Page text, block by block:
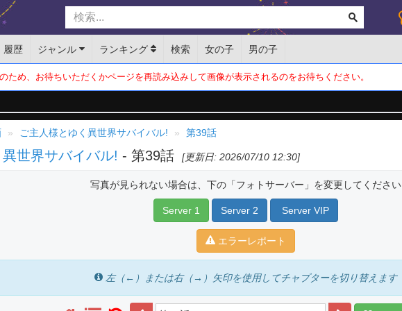
履歴 ジャンル ランキング 検索 女の子 男の子
ため、お待ちいただくかページを再読み込みして画像が表示されるのをお待ちください。
ご主人様とゆく異世界サバイバル! 第39話
世界サバイバル! - 第39話 [更新日: 2026/07/10 12:30]
写真が見られない場合は、下の「フォトサーバー」を変更してください
Server 1 Server 2 Server VIP
エラーレポート
左（←）または右（→）矢印を使用してチャプターを切り替えます